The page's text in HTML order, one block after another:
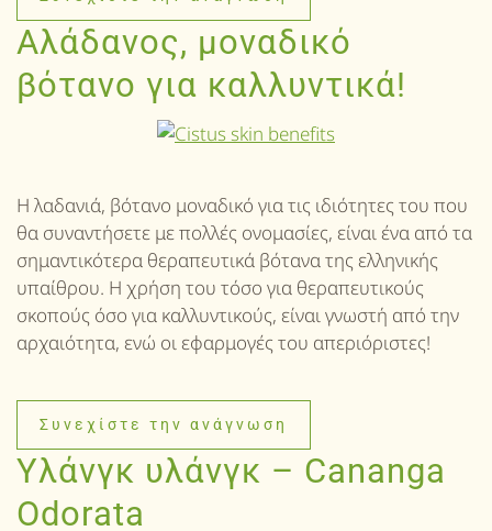
Αλάδανος, μοναδικό
βότανο για καλλυντικά!
Η λαδανιά, βότανο μοναδικό για τις ιδιότητες του που
θα συναντήσετε με πολλές ονομασίες, είναι ένα από τα
σημαντικότερα θεραπευτικά βότανα της ελληνικής
υπαίθρου. Η χρήση του τόσο για θεραπευτικούς
σκοπούς όσο για καλλυντικούς, είναι γνωστή από την
αρχαιότητα, ενώ οι εφαρμογές του απεριόριστες!
Συνεχίστε την ανάγνωση
Υλάνγκ υλάνγκ – Cananga
Odorata